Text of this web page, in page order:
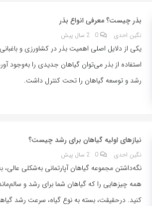
بذر چیست؟ معرفی انواع بذر
نگین احدی 0 2 سال پیش
یکی از دلایل اصلی اهمیت بذر در کشاورزی و
استفاده از بذر می‌توان گیاهان جدیدی را به‌وجود
رشد و توسعه گیاهان را تحت کنترل داشت.
نیاز‌های اولیه گیاهان برای رشد چیست؟
نگین احدی 0 2 سال پیش
نگه‌داشتن مجموعه گیاهان آپارتمانی به‌شکلی
همه چیز‌هایی را که گیاهان شما برای رشد و
کنید. درحقیقت، بسته به نوع گیاه، سرعت رشد